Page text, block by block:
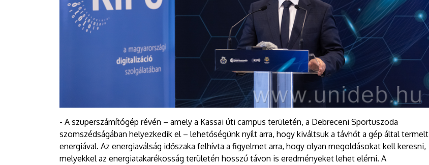
- A szuperszámítógép révén – amely a Kassai úti campus területén, a Debreceni Sportuszoda
szomszédságában helyezkedik el – lehetőségünk nyílt arra, hogy kiváltsuk a távhőt a gép által termelt
energiával. Az energiaválság időszaka felhívta a figyelmet arra, hogy olyan megoldásokat kell keresni,
melyekkel az energiatakarékosság területén hosszú távon is eredményeket lehet elérni. A